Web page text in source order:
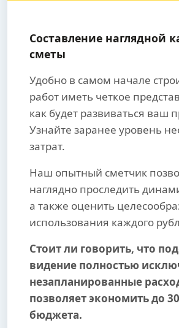
Составление наглядной
сметы
Удобно в самом начале
работ иметь четкое
как будет развиваться ваш
Узнайте заранее уровень
затрат.
Наш опытный сметчик
наглядно проследить
а также оценить
использования каждого
Стоит ли говорить, что
видение полностью
незапланированные
позволяет экономить до
бюджета.